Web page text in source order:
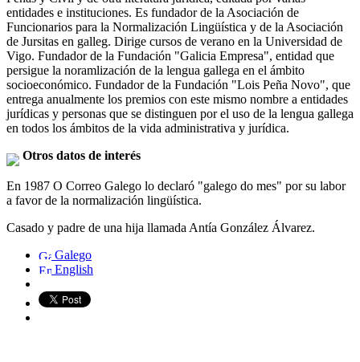
entidades e instituciones. Es fundador de la Asociación de
Funcionarios para la Normalización Lingüística y de la Asociación
de Jursitas en galleg. Dirige cursos de verano en la Universidad de
Vigo. Fundador de la Fundación "Galicia Empresa", entidad que
persigue la noramlización de la lengua gallega en el ámbito
socioeconómico. Fundador de la Fundación "Lois Peña Novo", que
entrega anualmente los premios con este mismo nombre a entidades
jurídicas y personas que se distinguen por el uso de la lengua gallega
en todos los ámbitos de la vida administrativa y jurídica.
Otros datos de interés
En 1987 O Correo Galego lo declaró "galego do mes" por su labor
a favor de la normalización lingüística.
Casado y padre de una hija llamada Antía González Álvarez.
Galego
English